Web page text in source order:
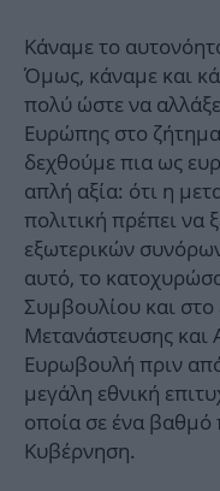
Κάναμε το
Όμως, κάναμε και
πολύ ώστε να
Ευρώπης στο
δεχθούμε πια ως
απλή αξία: ότι η
πολιτική πρέπει να
εξωτερικών
αυτό, το
Συμβουλίου και
Μετανάστευσης
Ευρωβουλή πριν
μεγάλη εθνική
οποία σε ένα βαθμό
Κυβέρνηση.